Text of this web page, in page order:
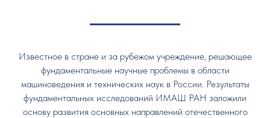
Известное в стране и за рубежом учреждение, решающее
фундаментальные научные проблемы в области
машиноведения и технических наук в России. Результаты
фундаментальных исследований ИМАШ РАН заложили
основу развития основных направлений отечественного